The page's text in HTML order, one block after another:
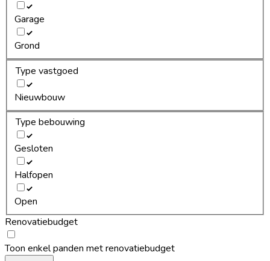
Garage
Grond
Type vastgoed
Nieuwbouw
Type bebouwing
Gesloten
Halfopen
Open
Renovatiebudget
Toon enkel panden met renovatiebudget